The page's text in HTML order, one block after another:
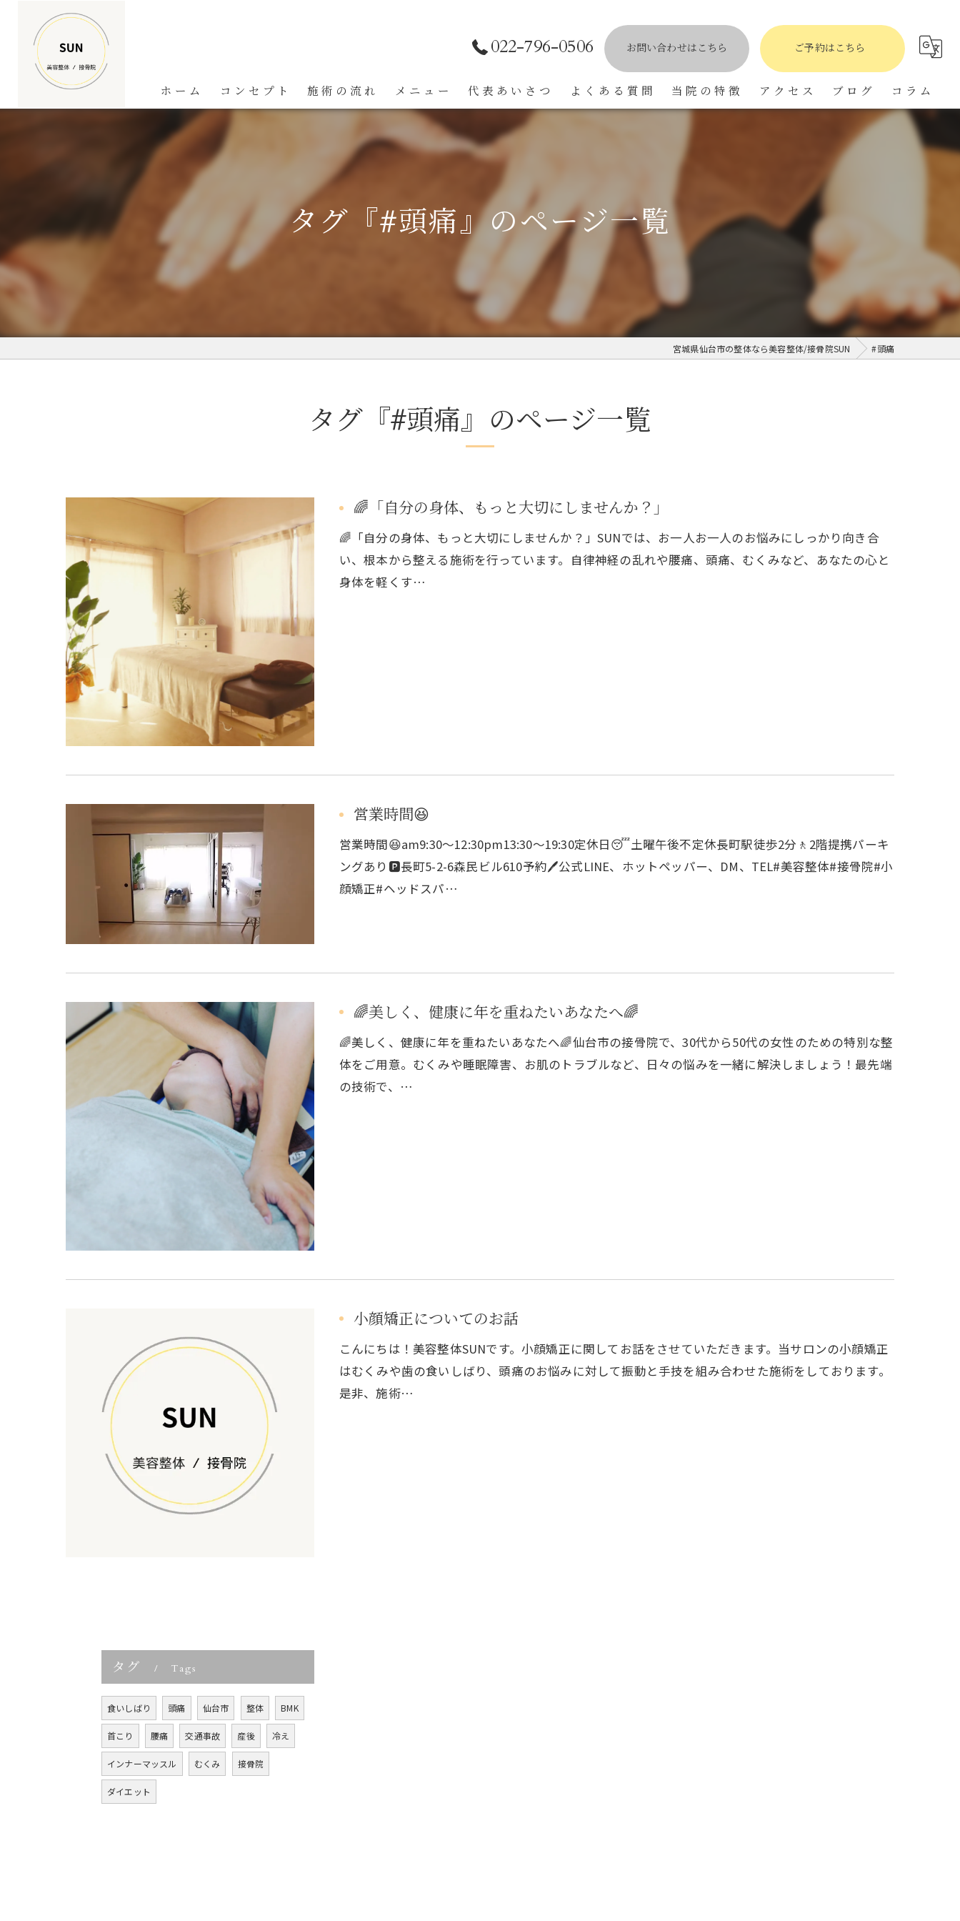
022-796-0506 お問い合わせはこちら ご予約はこちら
ホーム コンセプト 施術の流れ メニュー 代表あいさつ よくある質問 当院の特徴
小顔矯正
アクセス ブログ コラム
タグ『#頭痛』のページ一覧
宮城県仙台市の整体なら美容整体/接骨院SUN #頭痛
タグ『#頭痛』のページ一覧
🌈「自分の身体、もっと大切にしませんか？」
🌈「自分の身体、もっと大切にしませんか？」SUNでは、お一人お一人のお悩みにしっかり向き合
い、根本から整える施術を行っています。自律神経の乱れや腰痛、頭痛、むくみなど、あなたの心と
身体を軽くす…
営業時間😆
営業時間😆am9:30〜12:30pm13:30〜19:30定休日😴土曜午後不定休長町駅徒歩2分🚶2階提携パーキ
ングあり🅿️長町5-2-6森民ビル610予約🖊️公式LINE、ホットペッパー、DM、TEL#美容整体#接骨院#小
顔矯正#ヘッドスパ…
🌈美しく、健康に年を重ねたいあなたへ🌈
🌈美しく、健康に年を重ねたいあなたへ🌈仙台市の接骨院で、30代から50代の女性のための特別な整
体をご用意。むくみや睡眠障害、お肌のトラブルなど、日々の悩みを一緒に解決しましょう！最先端
の技術で、…
小顔矯正についてのお話
こんにちは！美容整体SUNです。小顔矯正に関してお話をさせていただきます。当サロンの小顔矯正
はむくみや歯の食いしばり、頭痛のお悩みに対して振動と手技を組み合わせた施術をしております。
是非、施術…
タグ Tags
食いしばり 頭痛 仙台市 整体 BMK
首こり 腰痛 交通事故 産後 冷え
インナーマッスル むくみ 接骨院
ダイエット